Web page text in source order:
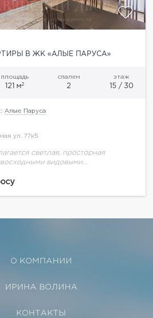
В ЖК «АЛЫЕ ПАРУСА»
площадь
121 м2
спален
2
этаж
15 / 30
Алые Паруса
ул. 77к5
светлая, просторная
видовыми
на Москву-реку). Функциональная
О КОМПАНИИ
ИРИНА ВОЛИНА
КОНТАКТЫ